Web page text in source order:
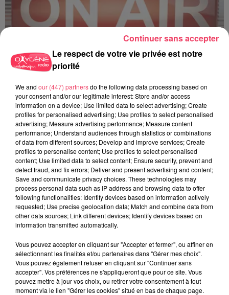
Le respect de votre vie privée est notre
priorité
We and our (447) partnersdo the following data processing based on
your consent and/or our legitimate interest: Store and/or access
information on a device; Use limited data to select advertising; Create
profiles for personalised advertising; Use profiles to select personalised
advertising; Measure advertising performance; Measure content
performance; Understand audiences through statistics or combinations
of data from different sources; Develop and improve services; Create
profiles to personalise content; Use profiles to select personalised
content; Use limited data to select content; Ensure security, prevent and
detect fraud, and fix errors; Deliver and present advertising and content;
Save and communicate privacy choices. These technologies may
process personal data such as IP address and browsing data to offer
following functionalities: Identify devices based on information actively
requested; Use precise geolocation data; Match and combine data from
other data sources; Link different devices; Identify devices based on
information transmitted automatically.
Vous pouvez accepter en cliquant sur "Accepter et fermer", ou affiner en
sélectionnant les finalités et/ou partenaires dans "Gérer mes choix".
Vous pouvez également refuser en cliquant sur "Continuer sans
accepter". Vos préférences ne s'appliqueront que pour ce site. Vous
pouvez mettre à jour vos choix, ou retirer votre consentement à tout
moment via le lien "Gérer les cookies" situé en bas de chaque page.
Continuer sans accepter